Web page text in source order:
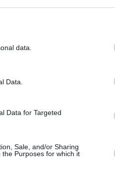
data.
Data.
Data for Targeted
Sale, and/or Sharing
Purposes for which it
με την πρώην
με στόχο να
της
Μόρισι, η οποία είχε
καθώς και κατά της
τον συναγερμό»